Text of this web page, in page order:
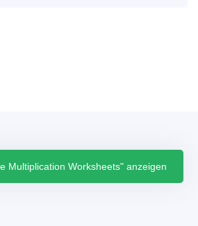
Multiplication Worksheets" anzeigen